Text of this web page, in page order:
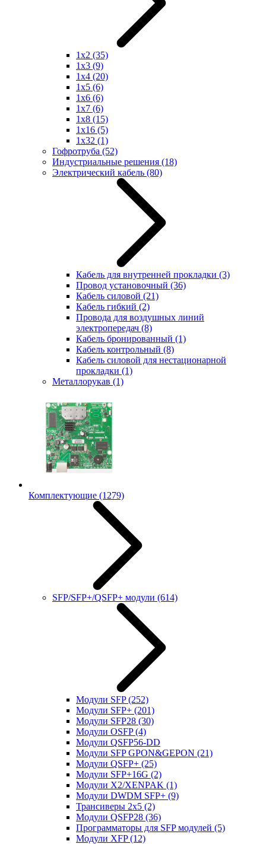
1x2 (35)
1x3 (9)
1x4 (20)
1x5 (6)
1x6 (6)
1x7 (6)
1x8 (15)
1x16 (5)
1x32 (1)
Гофротруба (52)
Индустриальные решения (18)
Электрический кабель (80)
Кабель для внутренней прокладки (3)
Провод установочный (36)
Кабель силовой (21)
Кабель гибкий (2)
Провода для воздушных линий
электропередач (8)
Кабель бронированный (1)
Кабель контрольный (8)
Кабель силовой для нестационарной
прокладки (1)
Металлорукав (1)
Комплектующие (1279)
SFP/SFP+/QSFP+ модули (614)
Модули SFP(252)
Модули SFP+ (201)
Модули SFP28 (30)
Модули OSFP(4)
Модули QSFP56-DD
Модули SFP GPON&GEPON (21)
Модули QSFP+ (25)
Модули SFP+16G (2)
Модули X2/XENPAK (1)
Модули DWDM SFP+ (9)
Трансиверы 2x5 (2)
Модули QSFP28 (36)
Программаторы для SFP модулей (5)
Модули XFP(12)